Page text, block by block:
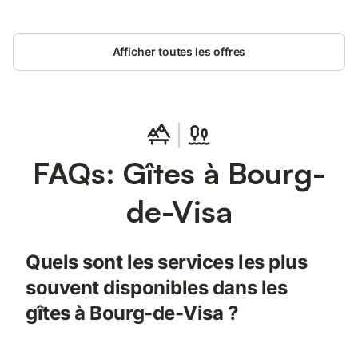
Afficher toutes les offres
FAQs: Gîtes à Bourg-
de-Visa
Quels sont les services les plus
souvent disponibles dans les
gîtes à Bourg-de-Visa ?